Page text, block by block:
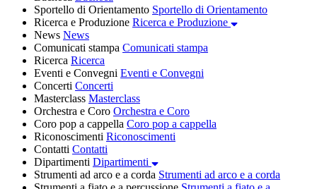
Sportello di Orientamento Sportello di Orientamento
Ricerca e Produzione Ricerca e Produzione
News News
Comunicati stampa Comunicati stampa
Ricerca Ricerca
Eventi e Convegni Eventi e Convegni
Concerti Concerti
Masterclass Masterclass
Orchestra e Coro Orchestra e Coro
Coro pop a cappella Coro pop a cappella
Riconoscimenti Riconoscimenti
Contatti Contatti
Dipartimenti Dipartimenti
Strumenti ad arco e a corda Strumenti ad arco e a corda